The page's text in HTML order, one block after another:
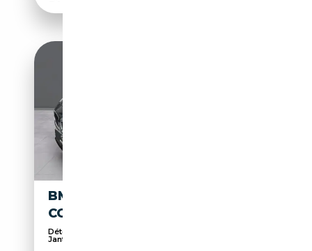
BMW 418 418DA GRAN
COUPÉ
Détecteur de pluie, Verrouillage centralisé,
Jante...